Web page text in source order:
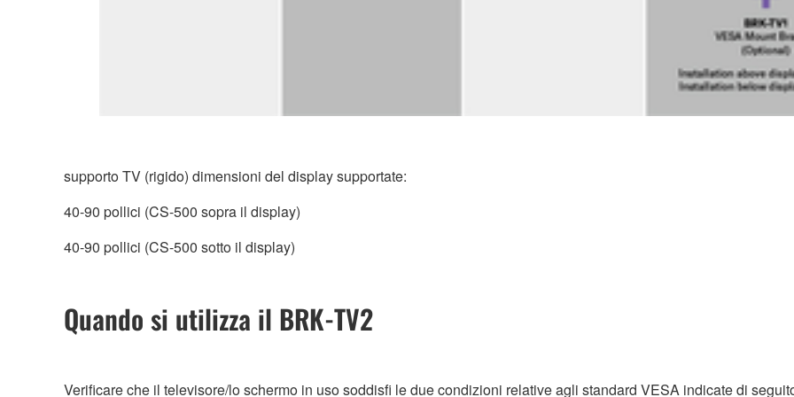
supporto TV (rigido) dimensioni del display supportate:
40-90 pollici (CS-500 sopra il display)
40-90 pollici (CS-500 sotto il display)
Quando si utilizza il BRK-TV2
Verificare che il televisore/lo schermo in uso soddisfi le due condizioni relative agli standard VESA indicate di